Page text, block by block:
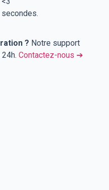
secondes.
? Notre support
Contactez-nous ➔